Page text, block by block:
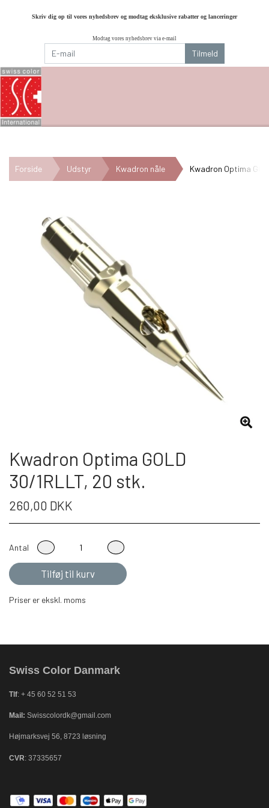
Skriv dig op til vores nyhedsbrev og modtag eksklusive rabatter og lanceringer
Modtag vores nyhedsbrev via e-mail
Tilmeld
Forside Udstyr Kwadron nåle Kwadron Optima
Kwadron Optima GOLD
30/1RLLT, 20 stk.
260,00 DKK
Antal
Tilføj til kurv
Priser er ekskl. moms
Swiss Color Danmark
Tlf: + 45 60 52 51 53
Mail: Swisscolordk@gmail.com
Højmarksvej 56, 8723 løsning
CVR: 37335657